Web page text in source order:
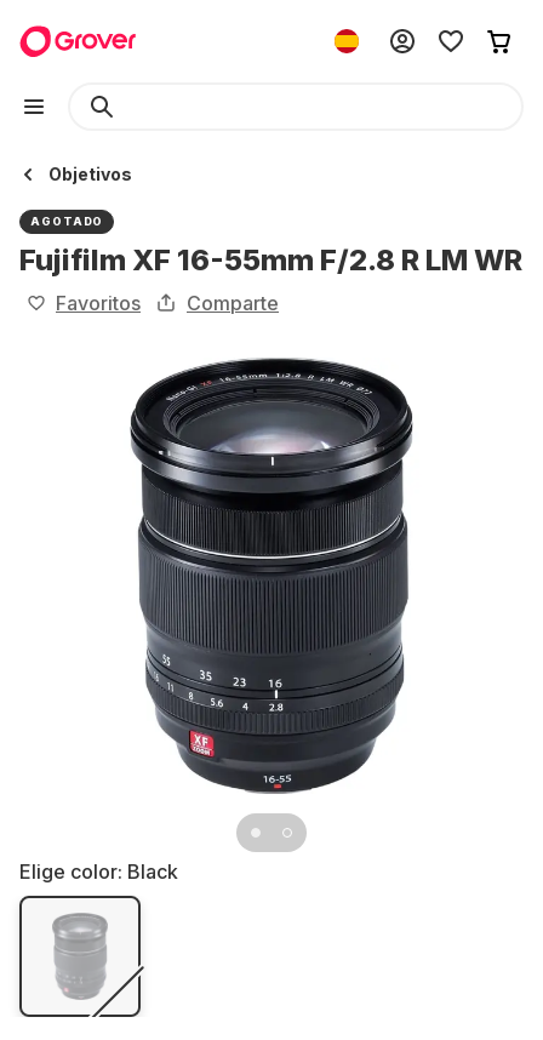
Objetivos
AGOTADO
Fujifilm XF 16-55mm F/2.8 R LM WR
Favoritos Comparte
Elige color: Black